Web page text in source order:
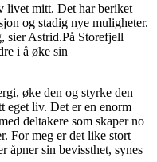
livet mitt. Det har beriket
og stadig nye muligheter.
sier Astrid.På Storefjell
i å øke sin
øke den og styrke den
eget liv. Det er en enorm
deltakere som skaper no
For meg er det like stort
åpner sin bevissthet, synes